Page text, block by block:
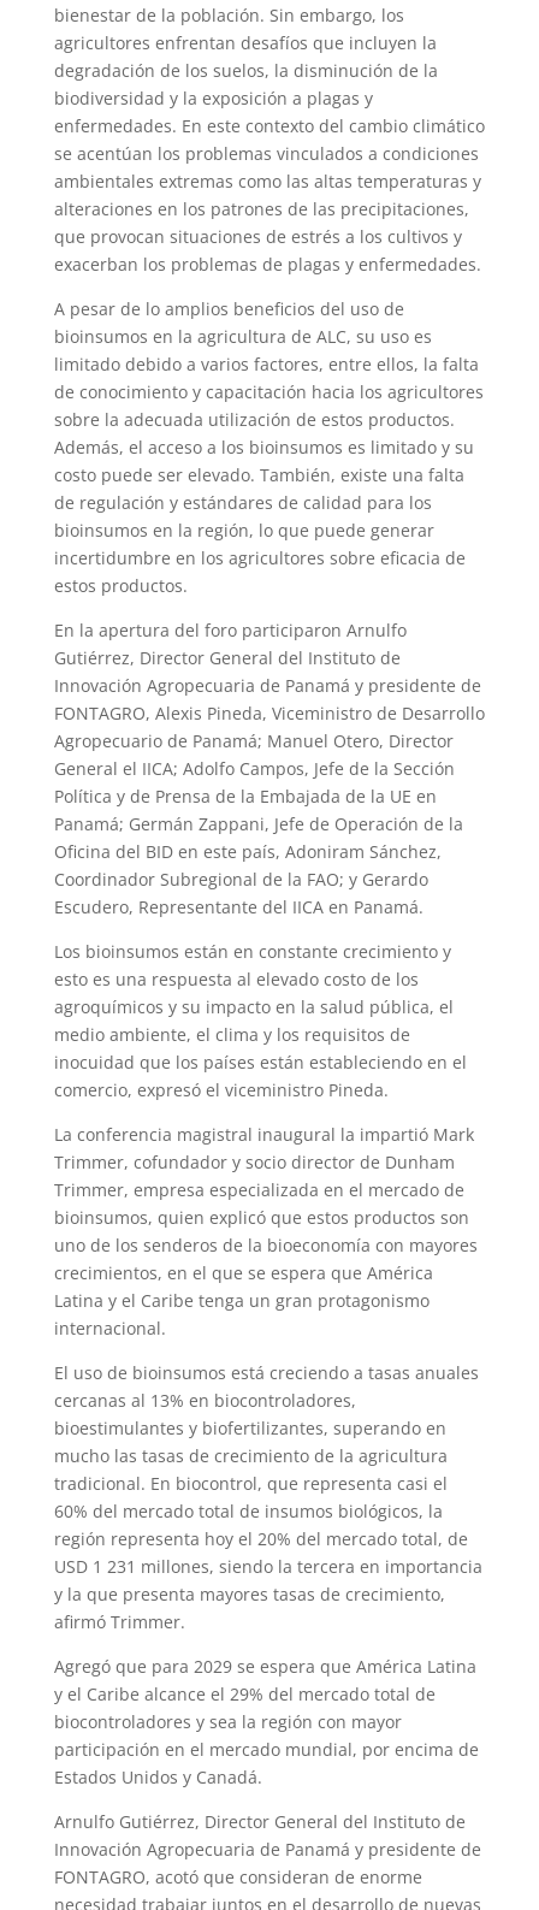
bienestar de la población. Sin embargo, los
agricultores enfrentan desafíos que incluyen la
degradación de los suelos, la disminución de la
biodiversidad y la exposición a plagas y
enfermedades. En este contexto del cambio climático
se acentúan los problemas vinculados a condiciones
ambientales extremas como las altas temperaturas y
alteraciones en los patrones de las precipitaciones,
que provocan situaciones de estrés a los cultivos y
exacerban los problemas de plagas y enfermedades.
A pesar de lo amplios beneficios del uso de
bioinsumos en la agricultura de ALC, su uso es
limitado debido a varios factores, entre ellos, la falta
de conocimiento y capacitación hacia los agricultores
sobre la adecuada utilización de estos productos.
Además, el acceso a los bioinsumos es limitado y su
costo puede ser elevado. También, existe una falta
de regulación y estándares de calidad para los
bioinsumos en la región, lo que puede generar
incertidumbre en los agricultores sobre eficacia de
estos productos.
En la apertura del foro participaron Arnulfo
Gutiérrez, Director General del Instituto de
Innovación Agropecuaria de Panamá y presidente de
FONTAGRO, Alexis Pineda, Viceministro de Desarrollo
Agropecuario de Panamá; Manuel Otero, Director
General el IICA; Adolfo Campos, Jefe de la Sección
Política y de Prensa de la Embajada de la UE en
Panamá; Germán Zappani, Jefe de Operación de la
Oficina del BID en este país, Adoniram Sánchez,
Coordinador Subregional de la FAO; y Gerardo
Escudero, Representante del IICA en Panamá.
Los bioinsumos están en constante crecimiento y
esto es una respuesta al elevado costo de los
agroquímicos y su impacto en la salud pública, el
medio ambiente, el clima y los requisitos de
inocuidad que los países están estableciendo en el
comercio, expresó el viceministro Pineda.
La conferencia magistral inaugural la impartió Mark
Trimmer, cofundador y socio director de Dunham
Trimmer, empresa especializada en el mercado de
bioinsumos, quien explicó que estos productos son
uno de los senderos de la bioeconomía con mayores
crecimientos, en el que se espera que América
Latina y el Caribe tenga un gran protagonismo
internacional.
El uso de bioinsumos está creciendo a tasas anuales
cercanas al 13% en biocontroladores,
bioestimulantes y biofertilizantes, superando en
mucho las tasas de crecimiento de la agricultura
tradicional. En biocontrol, que representa casi el
60% del mercado total de insumos biológicos, la
región representa hoy el 20% del mercado total, de
USD 1 231 millones, siendo la tercera en importancia
y la que presenta mayores tasas de crecimiento,
afirmó Trimmer.
Agregó que para 2029 se espera que América Latina
y el Caribe alcance el 29% del mercado total de
biocontroladores y sea la región con mayor
participación en el mercado mundial, por encima de
Estados Unidos y Canadá.
Arnulfo Gutiérrez, Director General del Instituto de
Innovación Agropecuaria de Panamá y presidente de
FONTAGRO, acotó que consideran de enorme
necesidad trabajar juntos en el desarrollo de nuevas